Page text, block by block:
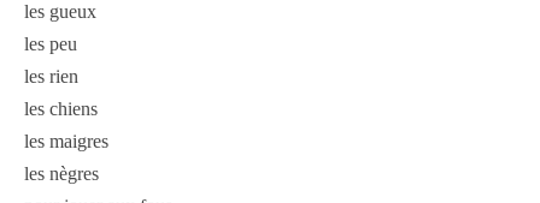
les gueux
les peu
les rien
les chiens
les maigres
les nègres